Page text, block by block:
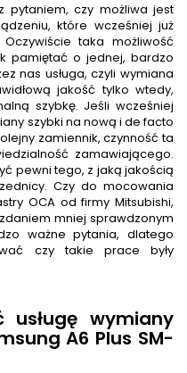
czy możliwa jest
które wcześniej już
taka możliwość
pamiętać o jednej, bardzo
nas usługa, czyli wymiana
jakość tylko wtedy,
szybkę. Jeśli wcześniej
szybki na nową i de facto
zamiennik, czynność ta
zamawiającego.
pewni tego, z jaką jakością
Czy do mocowania
OCA od firmy Mitsubishi,
mniej sprawdzonym
ważne pytania, dlatego
czy takie prace były
usługę wymiany
A6 Plus SM-